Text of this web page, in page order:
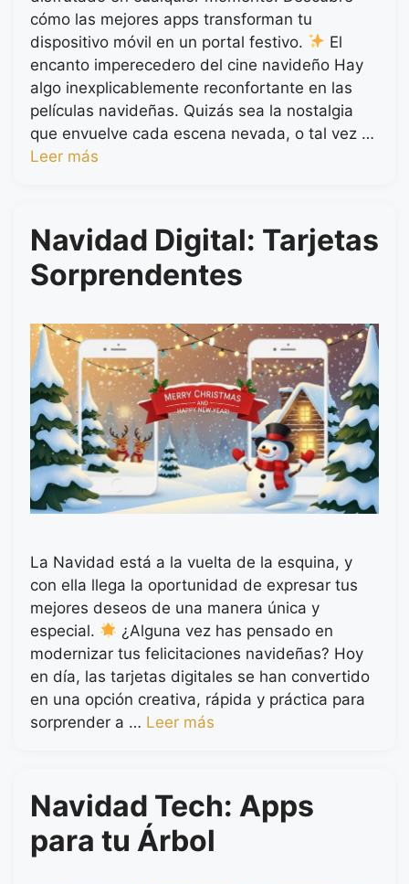
cómo las mejores apps transforman tu
dispositivo móvil en un portal festivo.
El
encanto imperecedero del cine navideño Hay
algo inexplicablemente reconfortante en las
películas navideñas. Quizás sea la nostalgia
que envuelve cada escena nevada, o tal vez …
Leer más
Navidad Digital: Tarjetas
Sorprendentes
La Navidad está a la vuelta de la esquina, y
con ella llega la oportunidad de expresar tus
mejores deseos de una manera única y
especial.
¿Alguna vez has pensado en
modernizar tus felicitaciones navideñas? Hoy
en día, las tarjetas digitales se han convertido
en una opción creativa, rápida y práctica para
sorprender a … Leer más
Navidad Tech: Apps
para tu Árbol